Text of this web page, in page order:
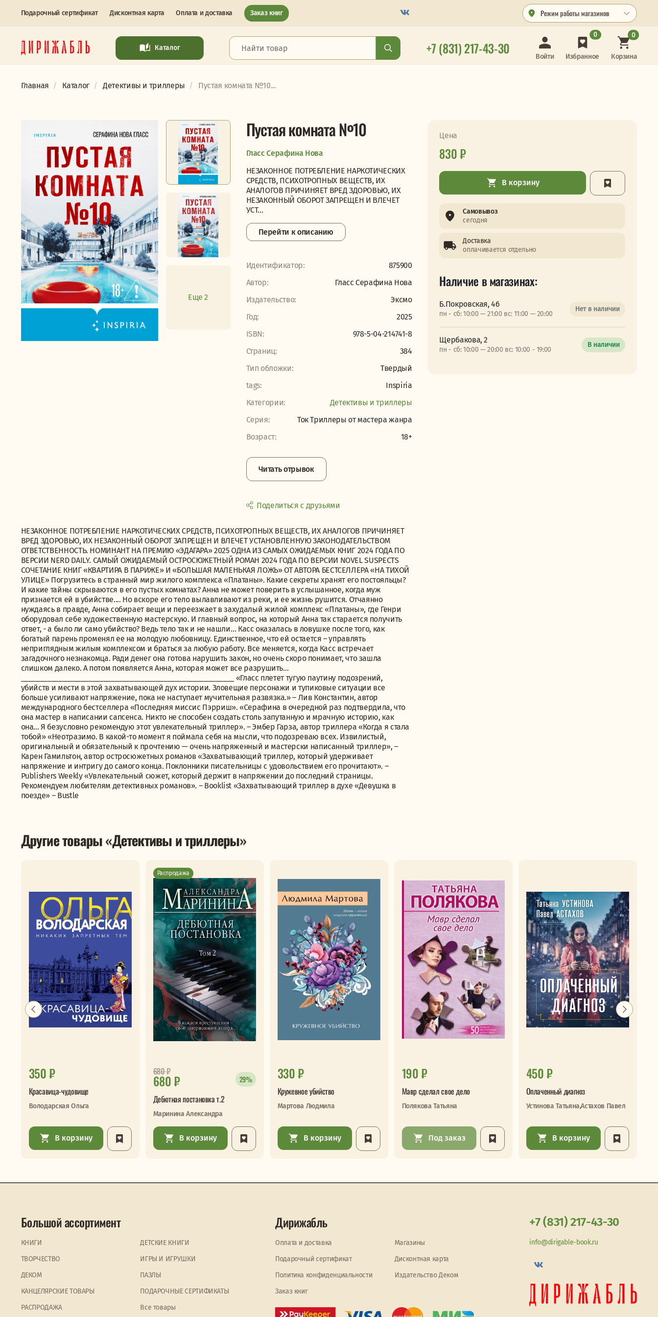
Подарочный сертификат Дисконтная карта Оплата и доставка Заказ книг Режим работы магазинов
Каталог +7 (831) 217-43-30 Войти Избранное
0
Корзина
0
Главная Каталог Детективы и триллеры Пустая комната №10...
Еще 2
Пустая комната №10
Гласс Серафина Нова
НЕЗАКОННОЕ ПОТРЕБЛЕНИЕ НАРКОТИЧЕСКИХ
СРЕДСТВ, ПСИХОТРОПНЫХ ВЕЩЕСТВ, ИХ
АНАЛОГОВ ПРИЧИНЯЕТ ВРЕД ЗДОРОВЬЮ, ИХ
НЕЗАКОННЫЙ ОБОРОТ ЗАПРЕЩЕН И ВЛЕЧЕТ
УСТ...
Перейти к описанию
Идентификатор:
875900
Автор:
Гласс Серафина Нова
Издательство:
Эксмо
Год:
2025
ISBN:
978-5-04-214741-8
Страниц:
384
Тип обложки:
Твердый
tags:
Inspiria
Категории:
Детективы и триллеры
Серия:
Ток Триллеры от мастера жанра
Возраст:
18+
Читать отрывок
Поделиться с друзьями
НЕЗАКОННОЕ ПОТРЕБЛЕНИЕ НАРКОТИЧЕСКИХ СРЕДСТВ, ПСИХОТРОПНЫХ ВЕЩЕСТВ, ИХ АНАЛОГОВ ПРИЧИНЯЕТ
ВРЕД ЗДОРОВЬЮ, ИХ НЕЗАКОННЫЙ ОБОРОТ ЗАПРЕЩЕН И ВЛЕЧЕТ УСТАНОВЛЕННУЮ ЗАКОНОДАТЕЛЬСТВОМ
ОТВЕТСТВЕННОСТЬ. НОМИНАНТ НА ПРЕМИЮ «ЭДАГАРА» 2025 ОДНА ИЗ САМЫХ ОЖИДАЕМЫХ КНИГ 2024 ГОДА ПО
ВЕРСИИ NERD DAILY. САМЫЙ ОЖИДАЕМЫЙ ОСТРОСЮЖЕТНЫЙ РОМАН 2024 ГОДА ПО ВЕРСИИ NOVEL SUSPECTS
СОЧЕТАНИЕ КНИГ «КВАРТИРА В ПАРИЖЕ» И «БОЛЬШАЯ МАЛЕНЬКАЯ ЛОЖЬ» ОТ АВТОРА БЕСТСЕЛЛЕРА «НА ТИХОЙ
УЛИЦЕ» Погрузитесь в странный мир жилого комплекса «Платаны». Какие секреты хранят его постояльцы?
И какие тайны скрываются в его пустых комнатах? Анна не может поверить в услышанное, когда муж
признается ей в убийстве.... Но вскоре его тело вылавливают из реки, и ее жизнь рушится. Отчаянно
нуждаясь в правде, Анна собирает вещи и переезжает в захудалый жилой комплекс «Платаны», где Генри
оборудовал себе художественную мастерскую. И главный вопрос, на который Анна так старается получить
ответ, - а было ли само убийство? Ведь тело так и не нашли… Касс оказалась в ловушке после того, как
богатый парень променял ее на молодую любовницу. Единственное, что ей остается – управлять
неприглядным жилым комплексом и браться за любую работу. Все меняется, когда Касс встречает
загадочного незнакомца. Ради денег она готова нарушить закон, но очень скоро понимает, что зашла
слишком далеко. А потом появляется Анна, которая может все разрушить…
_________________________________________________________ «Гласс плетет тугую паутину подозрений,
убийств и мести в этой захватывающей дух истории. Зловещие персонажи и тупиковые ситуации все
больше усиливают напряжение, пока не наступает мучительная развязка.» – Лив Константин, автор
международного бестселлера «Последняя миссис Пэрриш». «Серафина в очередной раз подтвердила, что
она мастер в написании сапсенса. Никто не способен создать столь запутанную и мрачную историю, как
она... Я безусловно рекомендую этот увлекательный триллер». – Эмбер Гарза, автор триллера «Когда я стала
тобой» «Неотразимо. В какой-то момент я поймала себя на мысли, что подозреваю всех. Извилистый,
оригинальный и обязательный к прочтению — очень напряженный и мастерски написанный триллер», –
Карен Гамильтон, автор остросюжетных романов «Захватывающий триллер, который удерживает
напряжение и интригу до самого конца. Поклонники писательницы с удовольствием его прочитают». –
Publishers Weekly «Увлекательный сюжет, который держит в напряжении до последний страницы.
Рекомендуем любителям детективных романов». – Booklist «Захватывающий триллер в духе «Девушка в
поезде» – Bustle
Цена
830 ₽
В корзину
Самовывоз
сегодня
Доставка
оплачивается отдельно
Наличие в магазинах:
Б.Покровская, 46
пн - сб: 10:00 — 21:00 вс: 11:00 — 20:00
Нет в наличии
Щербакова, 2
пн - сб: 10:00 — 20:00 вс: 10:00 - 19:00
В наличии
Другие товары «Детективы и триллеры»
350 ₽
Красавица-чудовище
Володарская Ольга
В корзину
Распродажа
680 ₽
680₽
29%
Дебютная постановка т.2
Маринина Александра
В корзину
330 ₽
Кружевное убийство
Мартова Людмила
В корзину
190 ₽
Мавр сделал свое дело
Полякова Татьяна
Под заказ
450 ₽
Оплаченный диагноз
Устинова Татьяна,Астахов Павел
В корзину
Большой ассортимент
КНИГИ
ДЕТСКИЕ КНИГИ
ТВОРЧЕСТВО
ИГРЫ И ИГРУШКИ
ДЕКОМ
ПАЗЛЫ
КАНЦЕЛЯРСКИЕ ТОВАРЫ
ПОДАРОЧНЫЕ СЕРТИФИКАТЫ
PАСПРОДАЖА
Все товары
Дирижабль
Оплата и доставка
Магазины
Подарочный сертификат
Дисконтная карта
Политика конфиденциальности
Издательство Деком
Заказ книг
+7 (831) 217-43-30
info@dirigable-book.ru